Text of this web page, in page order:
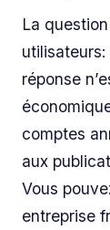
La
réponse
comptes
aux
Vous
entreprise